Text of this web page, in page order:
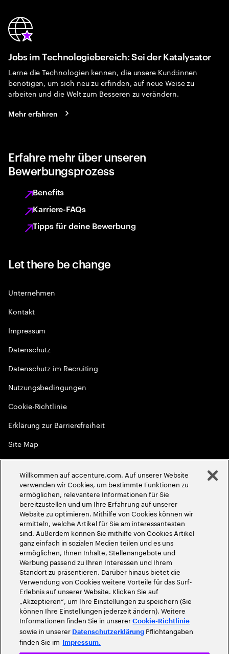
Jobs im Technologiebereich: Sei der Katalysator
Lerne die Technologien kennen, die unsere Kund:innen
benötigen, um sich neu zu erfinden, auf neue Weise zu
arbeiten und die Welt zum Besseren zu verändern.
Mehr erfahren
Erfahre mehr über unseren
Bewerbungsprozess
Benefits
Karriere-FAQs
Tipps für deine Bewerbung
Let there be change
Unternehmen
Kontakt
Impressum
Datenschutz
Datenschutz im Recruiting
Nutzungsbedingungen
Cookie-Richtlinie
Erklärung zur Barrierefreiheit
Site Map
Globale Meritokratie
2026Accenture. Alle Rechte vorbehalten
Willkommen auf accenture.com. Auf unserer Website
verwenden wir Cookies, um bestimmte Funktionen zu
ermöglichen, relevantere Informationen für Sie
bereitzustellen und um Ihre Erfahrung auf unserer
Website zu optimieren. Mithilfe von Cookies können wir
ermitteln, welche Artikel für Sie am interessantesten
sind. Außerdem können Sie mithilfe von Cookies Artikel
ganz einfach in sozialen Medien teilen und es uns
ermöglichen, Ihnen Inhalte, Stellenangebote und
Werbung passend zu Ihren Interessen und Ihrem
Standort zu präsentieren. Darüber hinaus bietet die
Verwendung von Cookies weitere Vorteile für das Surf-
Erlebnis auf unserer Website. Klicken Sie auf
„Akzeptieren“, um Ihre Einstellungen zu speichern (Sie
können Ihre Einstellungen jederzeit ändern). Weitere
Informationen finden Sie in unsererCookie-Richtlinie
sowie in unserer Datenschutzerklärung Pflichtangaben
finden Sie im Impressum.